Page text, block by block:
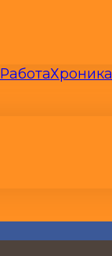
Хроника